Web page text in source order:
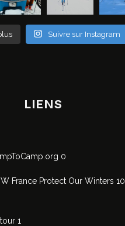
Suivre sur Instagram
LIENS
0
France Protect Our Winters 10
1